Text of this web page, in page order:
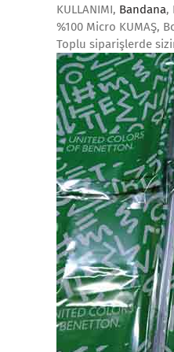
KULLANIMI, Bandana,
%100 Micro KUMAŞ,
Toplu siparişlerde